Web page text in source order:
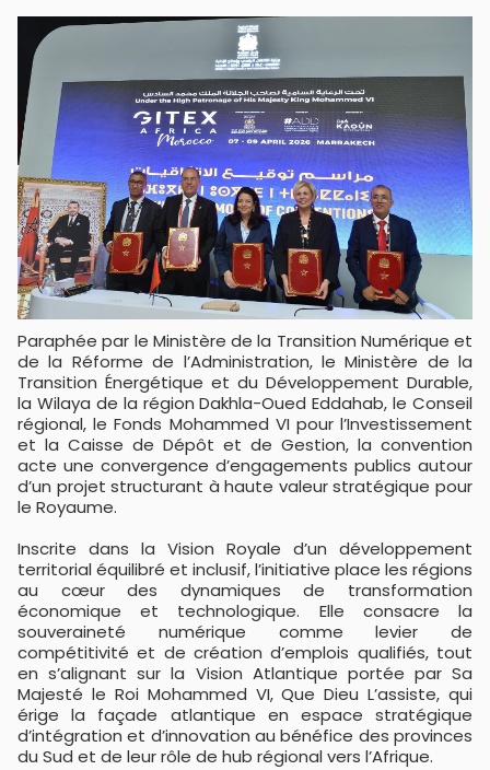
Paraphée par le Ministère de la Transition Numérique et
de la Réforme de l’Administration, le Ministère de la
Transition Énergétique et du Développement Durable,
la Wilaya de la région Dakhla-Oued Eddahab, le Conseil
régional, le Fonds Mohammed VI pour l’Investissement
et la Caisse de Dépôt et de Gestion, la convention
acte une convergence d’engagements publics autour
d’un projet structurant à haute valeur stratégique pour
le Royaume.
Inscrite dans la Vision Royale d’un développement
territorial équilibré et inclusif, l’initiative place les régions
au cœur des dynamiques de transformation
économique et technologique. Elle consacre la
souveraineté numérique comme levier de
compétitivité et de création d’emplois qualifiés, tout
en s’alignant sur la Vision Atlantique portée par Sa
Majesté le Roi Mohammed VI, Que Dieu L’assiste, qui
érige la façade atlantique en espace stratégique
d’intégration et d’innovation au bénéfice des provinces
du Sud et de leur rôle de hub régional vers l’Afrique.